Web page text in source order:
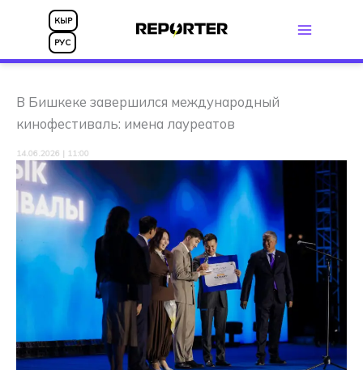
Перейти
содержимому
КЫР
РУС
В Бишкеке завершился международный
кинофестиваль: имена лауреатов
14.06.2026 | 11:00